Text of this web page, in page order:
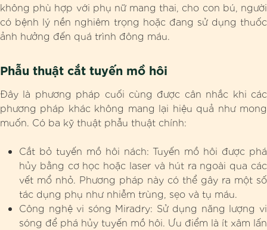
không phù hợp với phụ nữ mang thai, cho con bú, người
có bệnh lý nền nghiêm trọng hoặc đang sử dụng thuốc
ảnh hưởng đến quá trình đông máu.
Phẫu thuật cắt tuyến mồ hôi
Đây là phương pháp cuối cùng được cân nhắc khi các
phương pháp khác không mang lại hiệu quả như mong
muốn. Có ba kỹ thuật phẫu thuật chính:
Cắt bỏ tuyến mồ hôi nách: Tuyến mồ hôi được phá
hủy bằng cơ học hoặc laser và hút ra ngoài qua các
vết mổ nhỏ. Phương pháp này có thể gây ra một số
tác dụng phụ như nhiễm trùng, sẹo và tụ máu.
Công nghệ vi sóng Miradry: Sử dụng năng lượng vi
sóng để phá hủy tuyến mồ hôi. Ưu điểm là ít xâm lấn